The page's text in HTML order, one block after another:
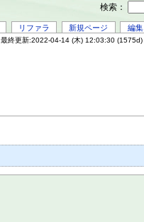
リファラ 新規ページ 編集
最終更新:2022-04-14 (木) 12:03:30 (1575d)
検索：